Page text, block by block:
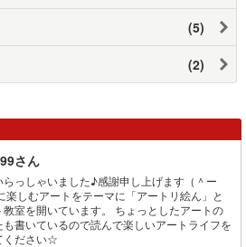
(5)
(2)
さん
らっしゃいました♪感謝申し上げます（＾ー
楽しむアートをテーマに「アートリ絵ん」と
教室を開いています。 ちょっとしたアートの
書いているので読んで楽しいアートライフを
ください☆